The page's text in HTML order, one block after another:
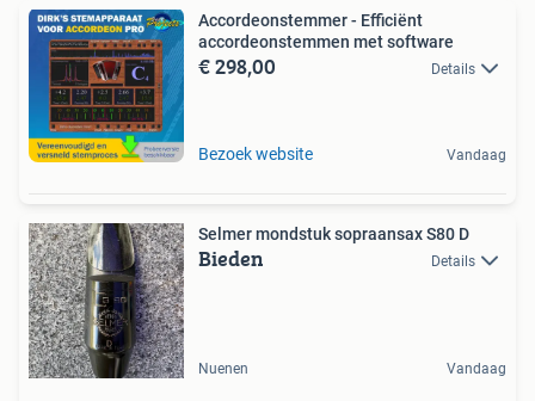
Accordeonstemmer - Efficiënt
accordeonstemmen met software
€ 298,00 Details
Bezoek website Vandaag
Selmer mondstuk sopraansax S80 D
Bieden Details
Nuenen Vandaag